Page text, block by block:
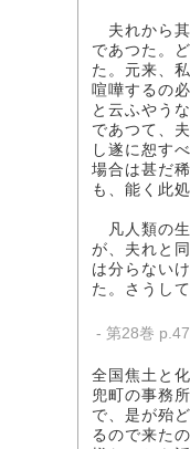
対露宣
夫れから其
であつた。
た。元来、
喧嘩するの
と云ふやう
であつて、
し遂に恕す
場合は甚だ
も、能く此
平和論
凡人類の生
が、夫れと
は分らない
た。さうし
- 第28巻
全国焦土と
兜町の事務
で、是が殆
るので来た